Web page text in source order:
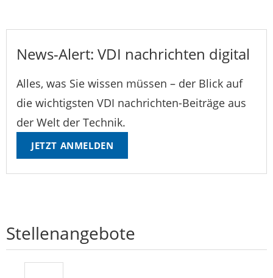
News-Alert: VDI nachrichten digital
Alles, was Sie wissen müssen – der Blick auf
die wichtigsten VDI nachrichten-Beiträge aus
der Welt der Technik.
JETZT ANMELDEN
Stellenangebote